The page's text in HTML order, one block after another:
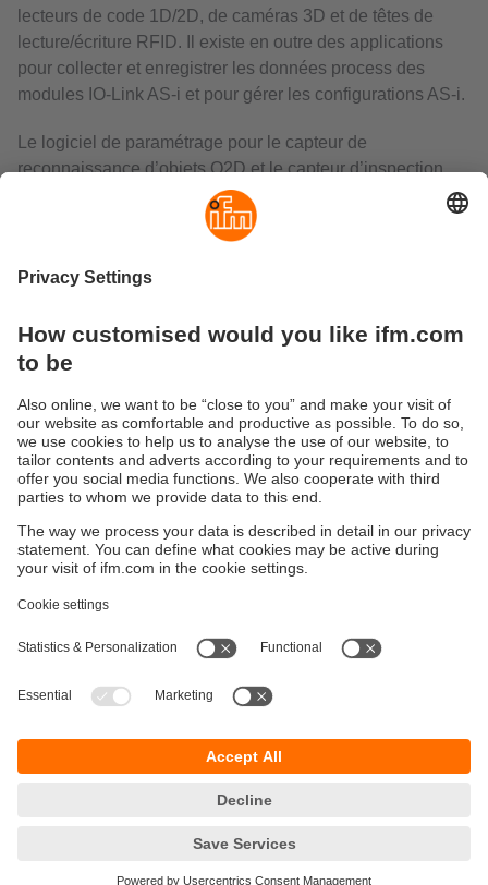
lecteurs de code 1D/2D, de caméras 3D et de têtes de
lecture/écriture RFID. Il existe en outre des applications
pour collecter et enregistrer les données process des
modules IO-Link AS-i et pour gérer les configurations AS-i.
Le logiciel de paramétrage pour le capteur de
reconnaissance d’objets O2D et le capteur d’inspection
d’objets O2V sert à configurer facilement les appareils.
Le capteur d’inspection d’objets O2V fait la distinction
entre les modes de fonctionnement «Applications»,
paramétrage.
Le logiciel serveur OPC fournit une interface pour intégrer
les données de l’électronique de diagnostic VSE et du
lecteur de code d’ifm de manière standardisée, dans un
système supérieur.
Durabilité
Conditions générales de vente
Protection des données
Responsible Disclosure
ifm electronic - Siège social
45 avenue du lac du Bourget
73374 LE BOURGET DU LAC CEDEX